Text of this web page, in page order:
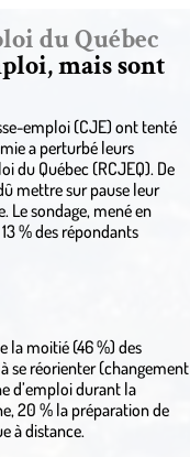
du Québec
mais sont
emploi (CJE) ont tenté
a perturbé leurs
du Québec (RCJEQ). De
mettre sur pause leur
Le sondage, mené en
% des répondants
la moitié (46 %) des
se réorienter (changement
d’emploi durant la
20 % la préparation de
à distance.